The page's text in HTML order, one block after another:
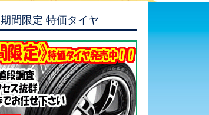
期間限定 特価タイヤ